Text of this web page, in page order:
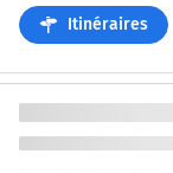
Itinéraires